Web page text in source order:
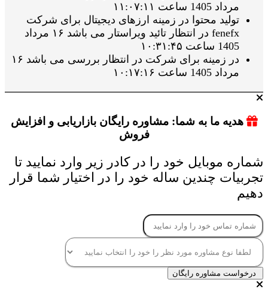
مرداد 1405 ساعت ۱۱:۰۷:۱۱
تولید محتوا در زمینه ارزهای دیجیتال برای شرکت
fenefx در انتظار تائید ویراستار می باشد ۱۶ مرداد
1405 ساعت ۱۰:۳۱:۴۵
در زمینه برای شرکت در انتظار بررسی می باشد ۱۶
مرداد 1405 ساعت ۱۰:۱۷:۱۶
هدیه ما به شما: مشاوره رایگان بازاریابی و افزایش
فروش
شماره موبایل خود را در کادر زیر وارد نمایید تا
تجربیات چندین ساله خود را در اختیار شما قرار
دهیم
درخواست مشاوره رایگان